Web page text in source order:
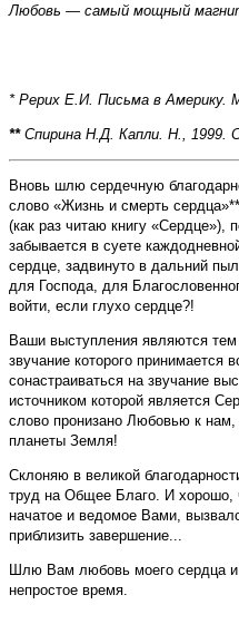
Любовь — самый мощный
* Рерих Е.И. Письма в Америку.
** Спирина Н.Д. Капли. Н., 1999.
Вновь шлю сердечную
слово «Жизнь и смерть
(как раз читаю книгу «Сердце»),
забывается в суете
сердце, задвинуто в дальний
для Господа, для
войти, если глухо сердце?!
Ваши выступления являются
звучание которого принимается
сонастраиваться на звучание
источником которой является
слово пронизано Любовью к
планеты Земля!
Склоняю в великой
труд на Общее Благо. И хорошо,
начатое и ведомое Вами,
приблизить завершение...
Шлю Вам любовь моего сердца и
непростое время.